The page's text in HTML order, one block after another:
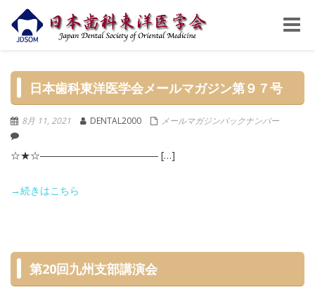
Toggle
日本歯科東洋医学会メールマガジン第９７号
8月 11, 2021 DENTAL2000 メールマガジンバックナンバー
☆★☆―――――――――――― […]
→続きはこちら
第20回九州支部講演会